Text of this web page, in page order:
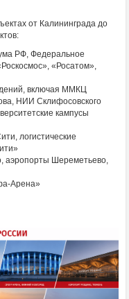
от Калининграда до
РФ, Федеральное
«Росатом»,
включая ММКЦ
НИИ Склифосовского
кампусы
логистические
аэропорты Шереметьево,
Арена»